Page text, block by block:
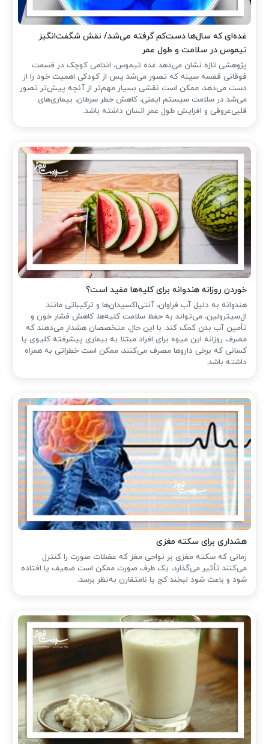
غده‌ای که سال‌ها دست‌کم گرفته می‌شد/ نقش شگفت‌انگیز
تیموس در سلامت و طول عمر
پژوهشی تازه نشان می‌دهد غده تیموس، اندامی کوچک در قسمت
فوقانی قفسه سینه که تصور می‌شد پس از کودکی اهمیت خود را از
دست می‌دهد، ممکن است نقشی بسیار مهم‌تر از آنچه پیش‌تر تصور
می‌شد در سلامت سیستم ایمنی، کاهش خطر سرطان، بیماری‌های
قلبی‌عروقی و افزایش طول عمر انسان داشته باشد.
خوردن روزانه هندوانه برای کلیه‌ها مفید است؟
هندوانه به دلیل آب فراوان، آنتی‌اکسیدان‌ها و ترکیباتی مانند
ال‌سیترولین، می‌تواند به حفظ سلامت کلیه‌ها، کاهش فشار خون و
تأمین آب بدن کمک کند. با این حال، متخصصان هشدار می‌دهند که
مصرف روزانه این میوه برای افراد مبتلا به بیماری پیشرفته کلیوی یا
کسانی که برخی داروها مصرف می‌کنند، ممکن است خطراتی به همراه
داشته باشد.
هشداری برای سکته مغزی
زمانی که سکته مغزی بر نواحی مغز که عضلات صورت را کنترل
می‌کنند تأثیر می‌گذارد، یک طرف صورت ممکن است ضعیف یا افتاده
شود و باعث شود لبخند کج یا نامتقارن به‌نظر برسد.